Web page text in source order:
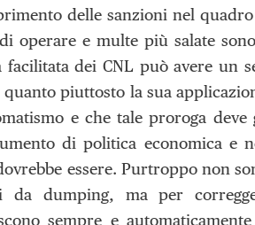
delle sanzioni nel
operare e multe più salate
facilitata dei CNL può avere un
piuttosto la sua
e che tale proroga
di politica economica e
essere. Purtroppo non
da dumping, ma per
sempre e